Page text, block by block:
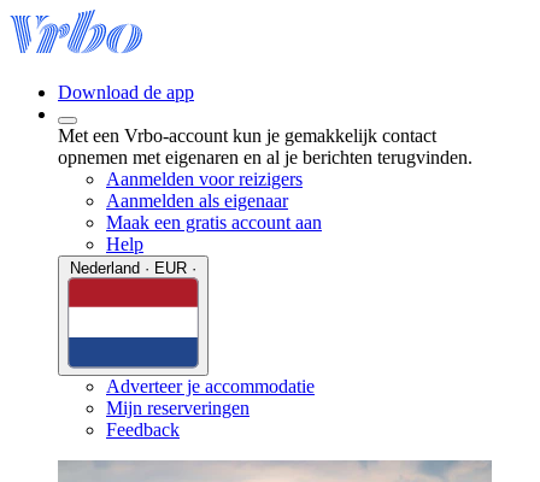
Download de app
Met een Vrbo-account kun je gemakkelijk contact
opnemen met eigenaren en al je berichten terugvinden.
Aanmelden voor reizigers
Aanmelden als eigenaar
Maak een gratis account aan
Help
Adverteer je accommodatie
Mijn reserveringen
Feedback